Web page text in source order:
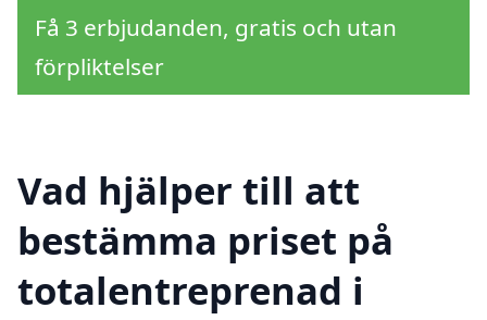
Få 3 erbjudanden, gratis och utan
förpliktelser
Vad hjälper till att
bestämma priset på
totalentreprenad i